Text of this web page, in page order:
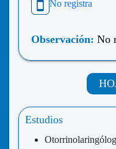
No registra
Observación: No
Estudios